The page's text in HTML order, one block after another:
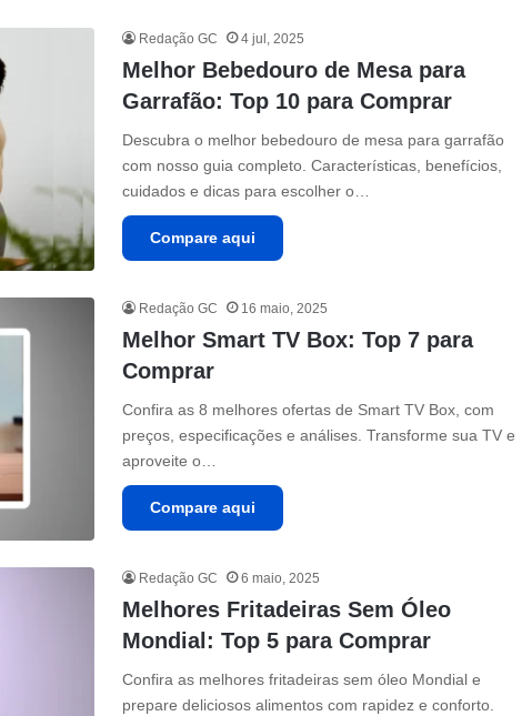
Redação GC 4 jul, 2025
Melhor Bebedouro de Mesa para
Garrafão: Top 10 para Comprar
Descubra o melhor bebedouro de mesa para garrafão
com nosso guia completo. Características, benefícios,
cuidados e dicas para escolher o…
Compare aqui
Redação GC 16 maio, 2025
Melhor Smart TV Box: Top 7 para
Comprar
Confira as 8 melhores ofertas de Smart TV Box, com
preços, especificações e análises. Transforme sua TV e
aproveite o…
Compare aqui
Redação GC 6 maio, 2025
Melhores Fritadeiras Sem Óleo
Mondial: Top 5 para Comprar
Confira as melhores fritadeiras sem óleo Mondial e
prepare deliciosos alimentos com rapidez e conforto.